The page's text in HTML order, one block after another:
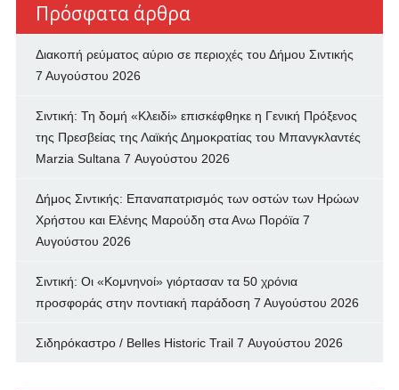
Πρόσφατα άρθρα
Διακοπή ρεύματος αύριο σε περιοχές του Δήμου Σιντικής
7 Αυγούστου 2026
Σιντική: Τη δομή «Κλειδί» επισκέφθηκε η Γενική Πρόξενος
της Πρεσβείας της Λαϊκής Δημοκρατίας του Μπανγκλαντές
Marzia Sultana 7 Αυγούστου 2026
Δήμος Σιντικής: Επαναπατρισμός των oστών των Ηρώων
Χρήστου και Ελένης Μαρούδη στα Ανω Πορόϊα 7
Αυγούστου 2026
Σιντική: Οι «Κομνηνοί» γιόρτασαν τα 50 χρόνια
προσφοράς στην ποντιακή παράδοση 7 Αυγούστου 2026
Σιδηρόκαστρο / Belles Historic Trail 7 Αυγούστου 2026